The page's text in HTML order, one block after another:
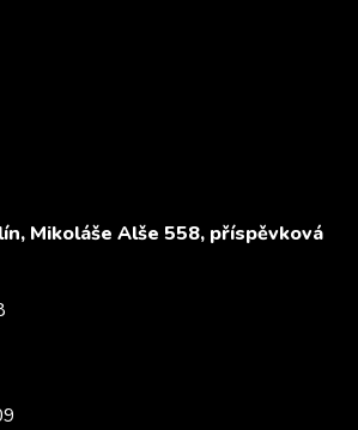
Mikoláše Alše 558, příspěvková